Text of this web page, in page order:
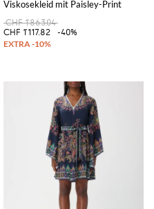
Viskosekleid mit Paisley-Print
CHF 1'863.04
CHF 1'117.82
-40%